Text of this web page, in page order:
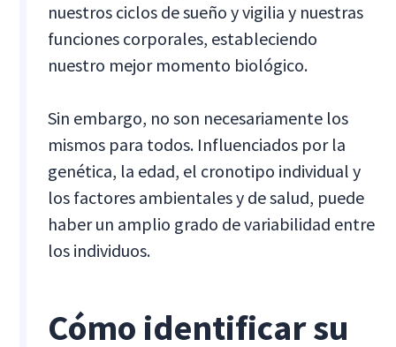
nuestros ciclos de sueño y vigilia y nuestras
funciones corporales, estableciendo
nuestro mejor momento biológico.
Sin embargo, no son necesariamente los
mismos para todos. Influenciados por la
genética, la edad, el cronotipo individual y
los factores ambientales y de salud, puede
haber un amplio grado de variabilidad entre
los individuos.
Cómo identificar su